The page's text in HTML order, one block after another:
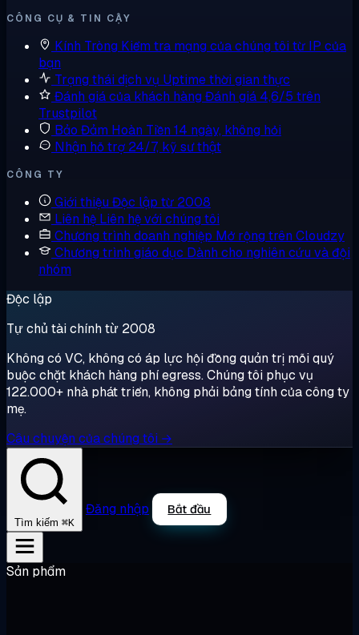
CÔNG CỤ & TIN CẬY
Kính Tròng Kiểm tra mạng của chúng tôi từ IP của
bạn
Trạng thái dịch vụ Uptime thời gian thực
Đánh giá của khách hàng Đánh giá 4,6/5 trên
Trustpilot
Bảo Đảm Hoàn Tiền 14 ngày, không hỏi
Nhận hỗ trợ 24/7, kỹ sư thật
CÔNG TY
Giới thiệu Độc lập từ 2008
Liên hệ Liên hệ với chúng tôi
Chương trình doanh nghiệp Mở rộng trên Cloudzy
Chương trình giáo dục Dành cho nghiên cứu và đội
nhóm
Độc lập
Tự chủ tài chính từ 2008
Không có VC, không có áp lực hội đồng quản trị mỗi quý
buộc chặt khách hàng phí egress. Chúng tôi phục vụ
122.000+ nhà phát triển, không phải bảng tính của công ty
mẹ.
Câu chuyện của chúng tôi →
Tìm kiếm ⌘K
Đăng nhập Bắt đầu
Sản phẩm